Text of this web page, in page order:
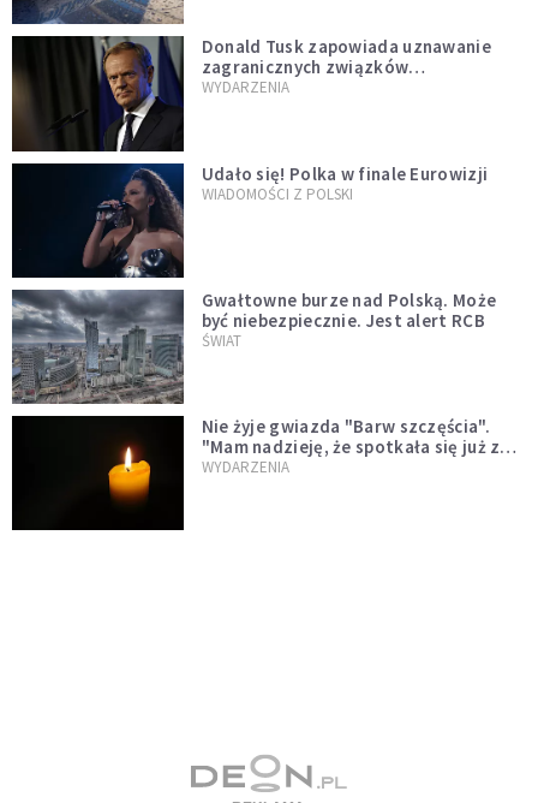
Donald Tusk zapowiada uznawanie
zagranicznych związków
jednopłciowych. "Państwo oblało ten
WYDARZENIA
Udało się! Polka w finale Eurowizji
WIADOMOŚCI Z POLSKI
Gwałtowne burze nad Polską. Może
być niebezpiecznie. Jest alert RCB
ŚWIAT
Nie żyje gwiazda "Barw szczęścia".
"Mam nadzieję, że spotkała się już z
Bogiem, którego tak bardzo kochała"
WYDARZENIA